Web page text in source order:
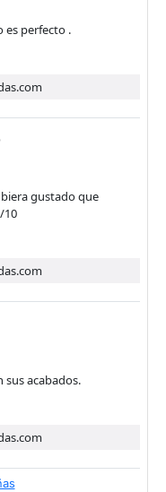
es perfecto .
gustado que
10
acabados.